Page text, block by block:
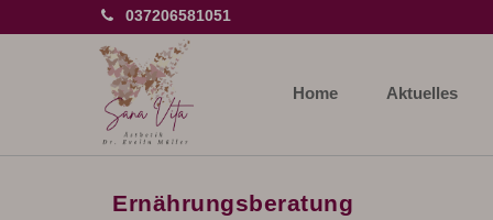
037206581051
Home Aktuelles
Ernährungsberatung